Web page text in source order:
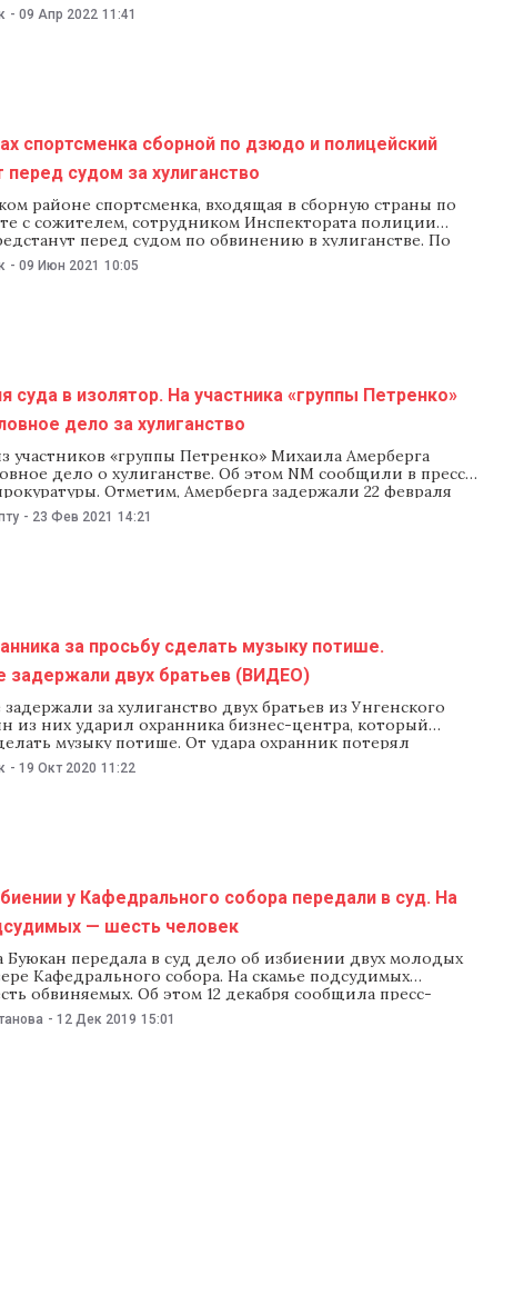
расследования мужчины признали свою вину. Их
по статьям мелкое хулиганство и оскорбление. Об этом
- 09 Апр 2022 11:41
спортсменка сборной по дзюдо и полицейский
перед судом за хулиганство
районе спортсменка, входящая в сборную страны по
с сожителем, сотрудником Инспектората полиции
перед судом по обвинению в хулиганстве. По
они избили местного жителя на автозаправочной
этом 9 июня сообщила Генпрокуратура. Инцидент
- 09 Июн 2021 10:05
суда в изолятор. На участника «группы Петренко»
дело за хулиганство
участников «группы Петренко» Михаила Амерберга
дело о хулиганстве. Об этом NM cообщили в пресс-
Отметим, Амерберга задержали 22 февраля
суда по делу «группы Петренко». Судья посчитала,
проявил агрессию по отношению к свидетелю.
- 23 Фев 2021 14:21
за просьбу сделать музыку потише.
задержали двух братьев (ВИДЕО)
за хулиганство двух братьев из Унгенского
из них ударил охранника бизнес-центра, который
музыку потише. От удара охранник потерял
доставили в больницу. Об этом сообщили в
полиции Кишинева. Инцидент произошел на
- 19 Окт 2020 11:22
у Кафедрального собора передали в суд. На
— шесть человек
Буюкан передала в суд дело об избиении двух молодых
Кафедрального собора. На скамье подсудимых
обвиняемых. Об этом 12 декабря сообщила пресс-
Обвиняемым от 16 до 26 лет. Одного из них
за кражу. По информации следствия, в вечер
- 12 Дек 2019 15:01